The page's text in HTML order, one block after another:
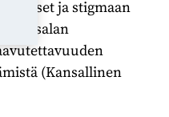
ja stigmaan
(Kansallinen